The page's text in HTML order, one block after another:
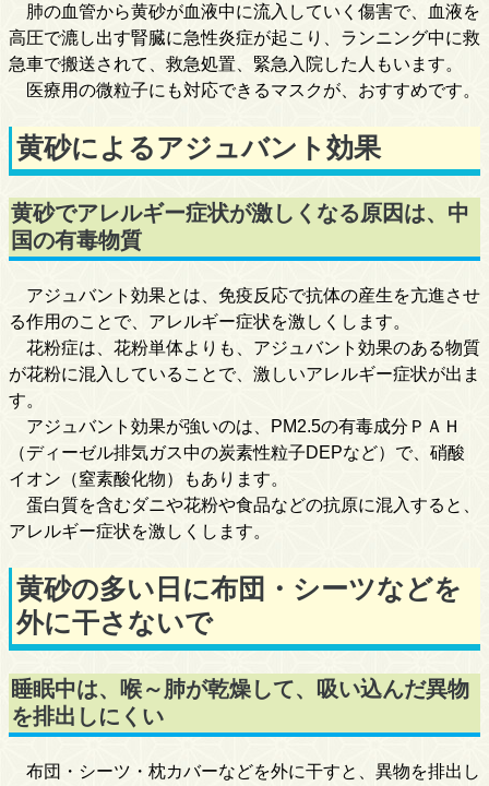
肺の血管から黄砂が血液中に流入していく傷害で、血液を
高圧で漉し出す腎臓に急性炎症が起こり、ランニング中に救
急車で搬送されて、救急処置、緊急入院した人もいます。
医療用の微粒子にも対応できるマスクが、おすすめです。
黄砂によるアジュバント効果
黄砂でアレルギー症状が激しくなる原因は、中
国の有毒物質
アジュバント効果とは、免疫反応で抗体の産生を亢進させ
る作用のことで、アレルギー症状を激しくします。
花粉症は、花粉単体よりも、アジュバント効果のある物質
が花粉に混入していることで、激しいアレルギー症状が出ま
す。
アジュバント効果が強いのは、PM2.5の有毒成分ＰＡＨ
（ディーゼル排気ガス中の炭素性粒子DEPなど）で、硝酸
イオン（窒素酸化物）もあります。
蛋白質を含むダニや花粉や食品などの抗原に混入すると、
アレルギー症状を激しくします。
黄砂の多い日に布団・シーツなどを
外に干さないで
睡眠中は、喉～肺が乾燥して、吸い込んだ異物
を排出しにくい
布団・シーツ・枕カバーなどを外に干すと、異物を排出し